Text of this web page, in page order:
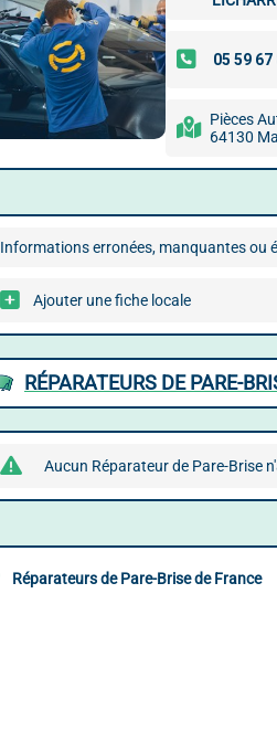
Pièces
64130
Informations erronées, manquantes ou
Ajouter une fiche locale
RÉPARATEURS DE PARE-
Aucun Réparateur de Pare-Brise
Réparateurs de Pare-Brise de France